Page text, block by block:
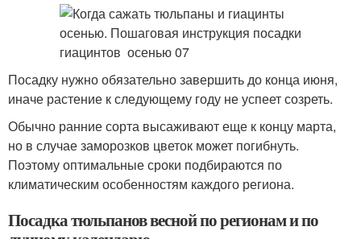
Посадку нужно обязательно завершить до конца июня,
иначе растение к следующему году не успеет созреть.
Обычно ранние сорта высаживают еще к концу марта,
но в случае заморозков цветок может погибнуть.
Поэтому оптимальные сроки подбираются по
климатическим особенностям каждого региона.
Посадка тюльпанов весной по регионам и по